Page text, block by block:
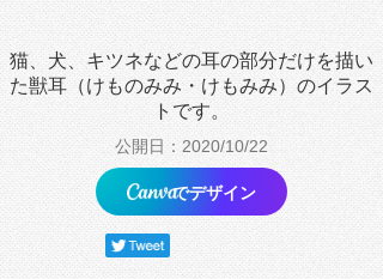
猫、犬、キツネなどの耳の部分だけを描い
た獣耳（けものみみ・けもみみ）のイラス
トです。
公開日：2020/10/22
でデザイン